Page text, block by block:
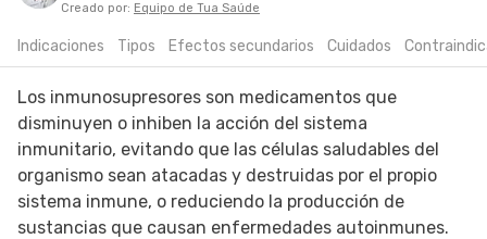
SIGUE TUA SAÚDE EN LAS REDES SOCIALES
Creado por: Equipo de Tua Saúde
Indicaciones Tipos Efectos secundarios Cuidados
Los inmunosupresores son medicamentos que
disminuyen o inhiben la acción del sistema
inmunitario, evitando que las células saludables del
organismo sean atacadas y destruidas por el propio
sistema inmune, o reduciendo la producción de
sustancias que causan enfermedades autoinmunes.